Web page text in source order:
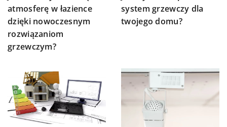
atmosferę w łazience
dzięki nowoczesnym
rozwiązaniom
grzewczym?
system grzewczy dla
twojego domu?